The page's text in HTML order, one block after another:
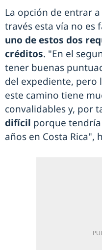
La opción de entrar
través esta vía no es
uno de estos dos
créditos. "En el
tener buenas
del expediente,
este camino tiene
convalidables y, por
difícil porque
años en Costa Rica",